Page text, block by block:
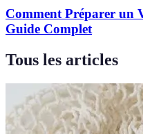
Comment Préparer un
Guide Complet
Tous les articles